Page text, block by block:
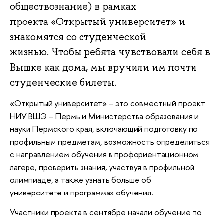
обществознание) в рамках
проекта «Открытый университет» и
знакомятся со студенческой
жизнью. Чтобы ребята чувствовали себя в
Вышке как дома, мы вручили им почти
студенческие билеты.
«Открытый университет» – это совместный проект
НИУ ВШЭ – Пермь и Министерства образования и
науки Пермского края, включающий подготовку по
профильным предметам, возможность определиться
с направлением обучения в профориентационном
лагере, проверить знания, участвуя в профильной
олимпиаде, а также узнать больше об
университете и программах обучения.
Участники проекта в сентябре начали обучение по